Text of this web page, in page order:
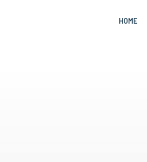
HOME